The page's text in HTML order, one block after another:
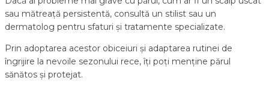
sau mătreață persistentă, consultă un stilist sau un
dermatolog pentru sfaturi și tratamente specializate.
Prin adoptarea acestor obiceiuri și adaptarea rutinei de
îngrijire la nevoile sezonului rece, îți poți menține părul
sănătos și protejat.